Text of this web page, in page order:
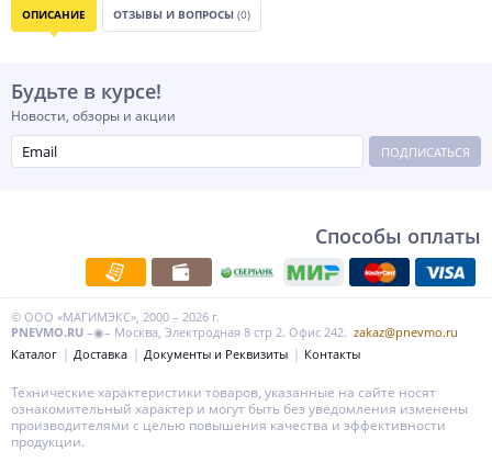
ОПИСАНИЕ ОТЗЫВЫ И ВОПРОСЫ (0)
Будьте в курсе!
Новости, обзоры и акции
ПОДПИСАТЬСЯ
Способы оплаты
© ООО «МАГИМЭКС», 2000 – 2026 г.
PNEVMO.RU –◉– Москва, Электродная 8 стр 2. Офис 242. zakaz@pnevmo.ru
Каталог
Доставка Документы и Реквизиты Контакты
Технические характеристики товаров, указанные на сайте носят
ознакомительный характер и могут быть без уведомления изменены
производителями с целью повышения качества и эффективности
продукции.